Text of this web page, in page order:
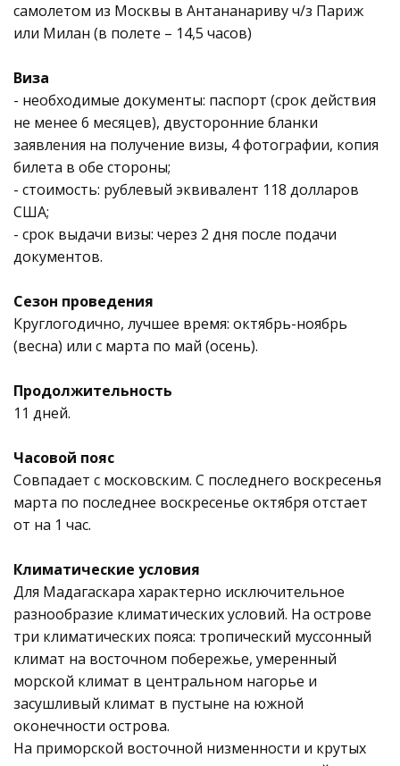
самолетом из Москвы в Антананариву ч/з Париж
или Милан (в полете – 14,5 часов)
Виза
- необходимые документы: паспорт (срок действия
не менее 6 месяцев), двусторонние бланки
заявления на получение визы, 4 фотографии, копия
билета в обе стороны;
- стоимость: рублевый эквивалент 118 долларов
США;
- срок выдачи визы: через 2 дня после подачи
документов.
Сезон проведения
Круглогодично, лучшее время: октябрь-ноябрь
(весна) или с марта по май (осень).
Продолжительность
11 дней.
Часовой пояс
Совпадает с московским. С последнего воскресенья
марта по последнее воскресенье октября отстает
от на 1 час.
Климатические условия
Для Мадагаскара характерно исключительное
разнообразие климатических условий. На острове
три климатических пояса: тропический муссонный
климат на восточном побережье, умеренный
морской климат в центральном нагорье и
засушливый климат в пустыне на южной
оконечности острова.
На приморской восточной низменности и крутых